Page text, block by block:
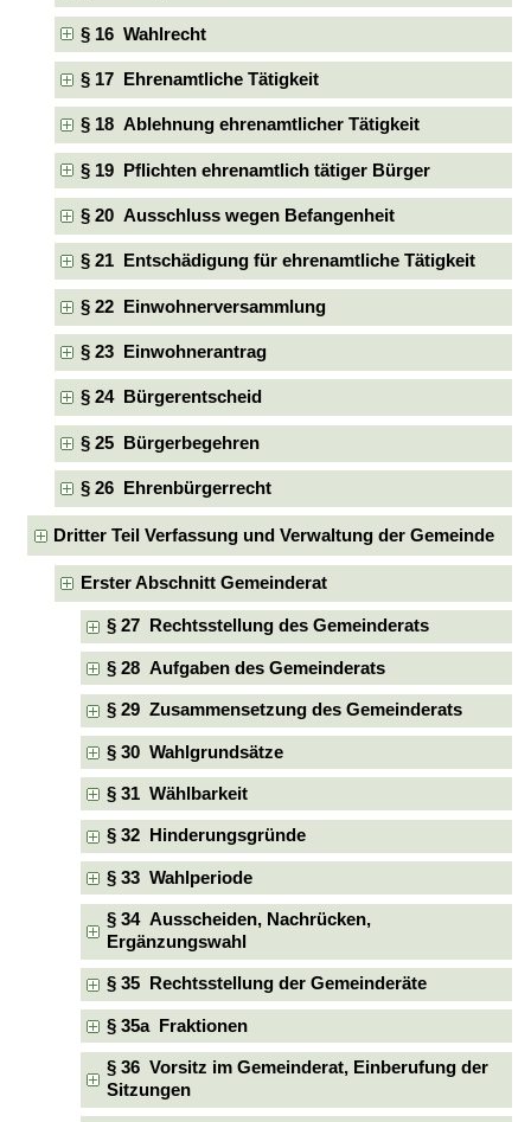
§ 16 Wahlrecht
§ 17 Ehrenamtliche Tätigkeit
§ 18 Ablehnung ehrenamtlicher Tätigkeit
§ 19 Pflichten ehrenamtlich tätiger Bürger
§ 20 Ausschluss wegen Befangenheit
§ 21 Entschädigung für ehrenamtliche Tätigkeit
§ 22 Einwohnerversammlung
§ 23 Einwohnerantrag
§ 24 Bürgerentscheid
§ 25 Bürgerbegehren
§ 26 Ehrenbürgerrecht
Dritter Teil Verfassung und Verwaltung der Gemeinde
Erster Abschnitt Gemeinderat
§ 27 Rechtsstellung des Gemeinderats
§ 28 Aufgaben des Gemeinderats
§ 29 Zusammensetzung des Gemeinderats
§ 30 Wahlgrundsätze
§ 31 Wählbarkeit
§ 32 Hinderungsgründe
§ 33 Wahlperiode
§ 34 Ausscheiden, Nachrücken,
Ergänzungswahl
§ 35 Rechtsstellung der Gemeinderäte
§ 35a Fraktionen
§ 36 Vorsitz im Gemeinderat, Einberufung der
Sitzungen